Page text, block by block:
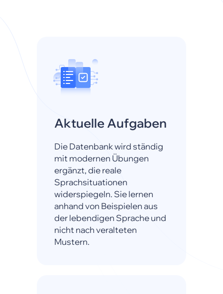
Aktuelle Aufgaben
Die Datenbank wird ständig
mit modernen Übungen
ergänzt, die reale
Sprachsituationen
widerspiegeln. Sie lernen
anhand von Beispielen aus
der lebendigen Sprache und
nicht nach veralteten
Mustern.